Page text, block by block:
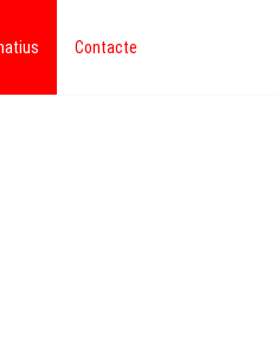
Contacte